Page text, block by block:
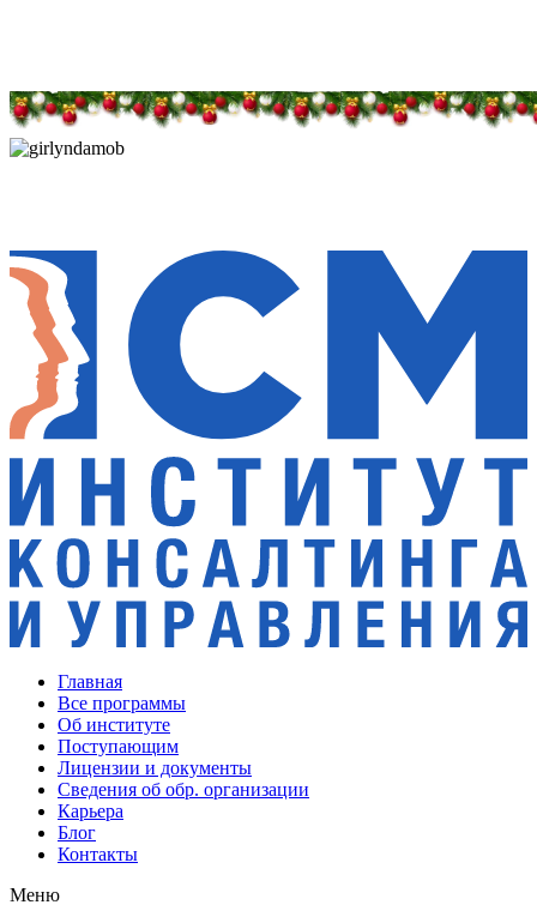
Главная
Все программы
Об институте
Поступающим
Лицензии и документы
Сведения об обр. организации
Карьера
Блог
Контакты
Меню